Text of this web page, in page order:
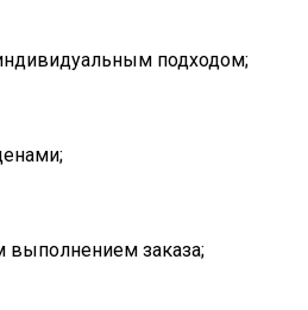
подходом;
выполнением заказа;